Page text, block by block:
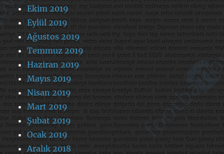
Ekim 2019
Eylül 2019
Ağustos 2019
Temmuz 2019
Haziran 2019
Mayıs 2019
Nisan 2019
Mart 2019
Şubat 2019
Ocak 2019
Aralık 2018